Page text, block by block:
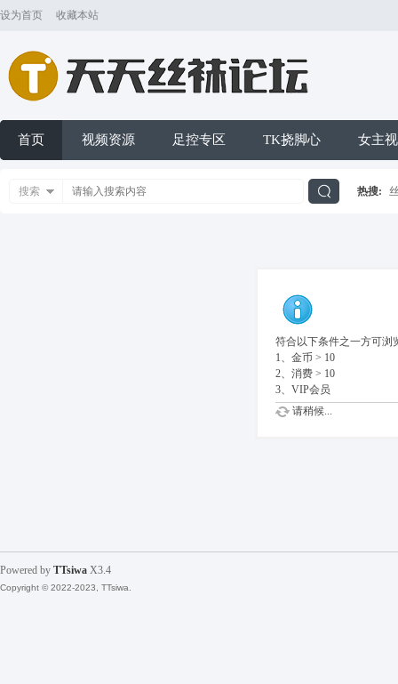
设为首页 收藏本站
首页 视频资源 足控专区 TK挠脚心 女主
搜索 热搜:
符合以下条件之一方可浏
1、金币 > 10
2、消费 > 10
3、VIP会员
请稍候...
Powered by TTsiwa X3.4
Copyright © 2022-2023, TTsiwa.